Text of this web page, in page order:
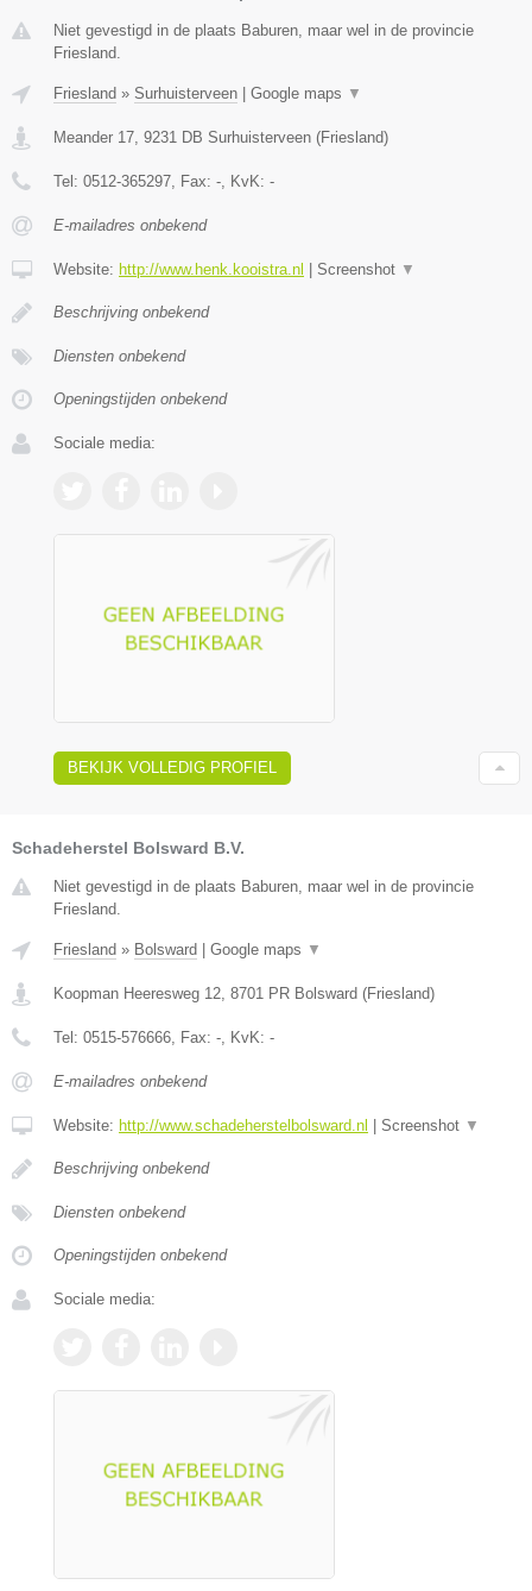
Niet gevestigd in de plaats Baburen, maar wel in de provincie
Friesland.
Friesland » Surhuisterveen Google maps ▼
Meander 17, 9231 DB Surhuisterveen (Friesland)
Tel: 0512-365297, Fax: -, KvK: -
E-mailadres onbekend
Website: http://www.henk.kooistra.nl Screenshot ▼
Beschrijving onbekend
Diensten onbekend
Openingstijden onbekend
Sociale media:
BEKIJK VOLLEDIG PROFIEL
Schadeherstel Bolsward B.V.
Niet gevestigd in de plaats Baburen, maar wel in de provincie
Friesland.
Friesland » Bolsward Google maps ▼
Koopman Heeresweg 12, 8701 PR Bolsward (Friesland)
Tel: 0515-576666, Fax: -, KvK: -
E-mailadres onbekend
Website: http://www.schadeherstelbolsward.nl Screenshot ▼
Beschrijving onbekend
Diensten onbekend
Openingstijden onbekend
Sociale media: